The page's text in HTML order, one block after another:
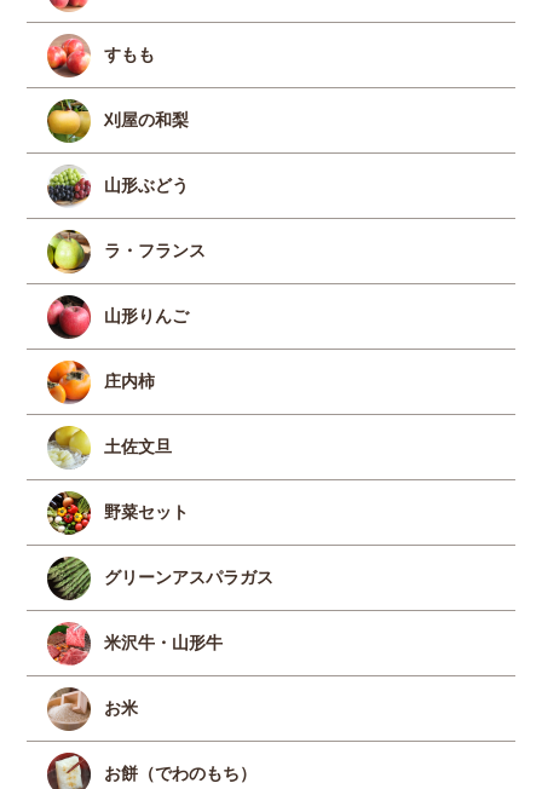
すもも
刈屋の和梨
山形ぶどう
ラ・フランス
山形りんご
庄内柿
土佐文旦
野菜セット
グリーンアスパラガス
米沢牛・山形牛
お米
お餅（でわのもち）